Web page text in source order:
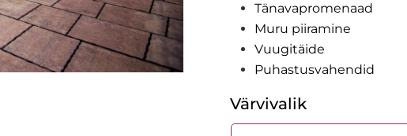
Tänavapromenaad
Muru piiramine
Vuugitäide
Puhastusvahendid
Värvivalik